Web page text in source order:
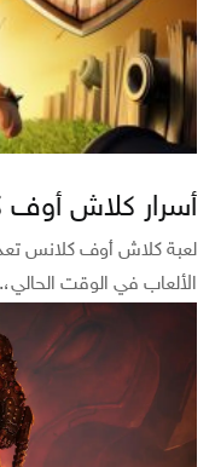
أسرار كلاش
لعبة كلاش أوف كلانس
الألعاب في الوقت